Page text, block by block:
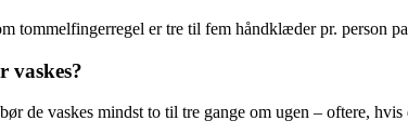
tommelfingerregel er tre til fem håndklæder pr. person
vaskes?
de vaskes mindst to til tre gange om ugen – oftere,